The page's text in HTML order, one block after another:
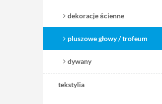
dekoracje ścienne
pluszowe głowy / trofeum
dywany
tekstylia